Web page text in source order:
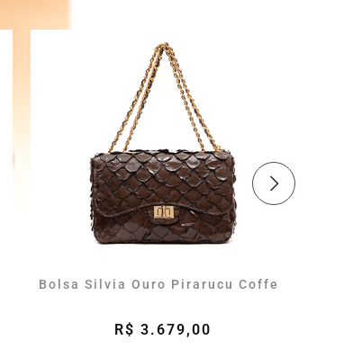
Bolsa Silvia Ouro Pirarucu Coffe
R$ 3.679,00